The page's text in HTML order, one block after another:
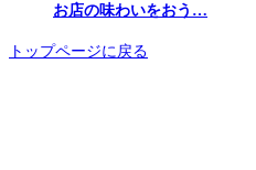
お店の味わいをおう…
トップページに戻る